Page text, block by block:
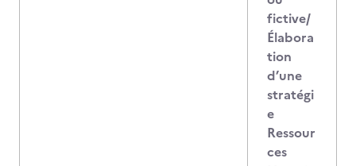
fictive/
Élabora
tion
d’une
stratégi
e
Ressour
ces